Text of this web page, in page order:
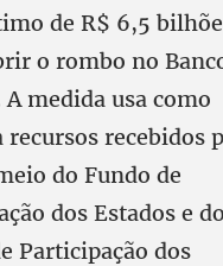
de R$ 6,5
o rombo no
medida usa como
recursos recebidos
do Fundo de
dos Estados e do
Participação dos